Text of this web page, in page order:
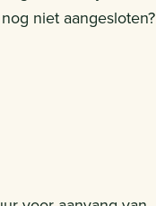
niet aangesloten?